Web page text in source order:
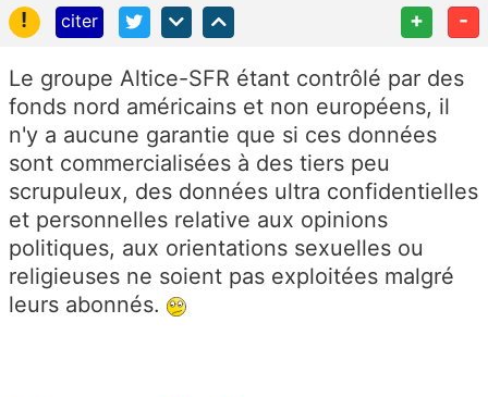
!
citer + -
Le groupe Altice-SFR étant contrôlé par des
fonds nord américains et non européens, il
n'y a aucune garantie que si ces données
sont commercialisées à des tiers peu
scrupuleux, des données ultra confidentielles
et personnelles relative aux opinions
politiques, aux orientations sexuelles ou
religieuses ne soient pas exploitées malgré
leurs abonnés.